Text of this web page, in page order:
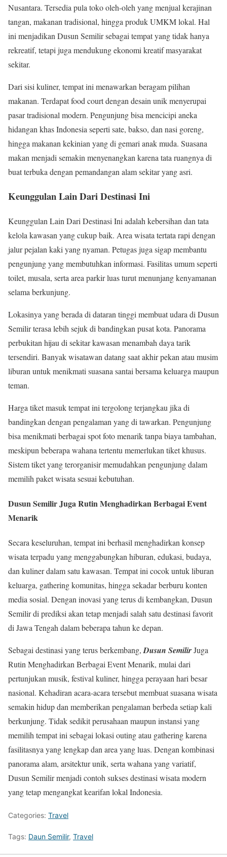
Nusantara. Tersedia pula toko oleh-oleh yang menjual kerajinan
tangan, makanan tradisional, hingga produk UMKM lokal. Hal
ini menjadikan Dusun Semilir sebagai tempat yang tidak hanya
rekreatif, tetapi juga mendukung ekonomi kreatif masyarakat
sekitar.
Dari sisi kuliner, tempat ini menawarkan beragam pilihan
makanan. Terdapat food court dengan desain unik menyerupai
pasar tradisional modern. Pengunjung bisa mencicipi aneka
hidangan khas Indonesia seperti sate, bakso, dan nasi goreng,
hingga makanan kekinian yang di gemari anak muda. Suasana
makan menjadi semakin menyenangkan karena tata ruangnya di
buat terbuka dengan pemandangan alam sekitar yang asri.
Keunggulan Lain Dari Destinasi Ini
Keunggulan Lain Dari Destinasi Ini adalah kebersihan dan tata
kelola kawasan yang cukup baik. Area wisata tertata rapi dengan
jalur pejalan kaki yang nyaman. Petugas juga sigap membantu
pengunjung yang membutuhkan informasi. Fasilitas umum seperti
toilet, musala, serta area parkir luas turut menunjang kenyamanan
selama berkunjung.
Lokasinya yang berada di dataran tinggi membuat udara di Dusun
Semilir terasa lebih sejuk di bandingkan pusat kota. Panorama
perbukitan hijau di sekitar kawasan menambah daya tarik
tersendiri. Banyak wisatawan datang saat akhir pekan atau musim
liburan untuk menikmati suasana santai bersama keluarga maupun
teman.
Harga tiket masuk tempat ini tergolong terjangkau jika di
bandingkan dengan pengalaman yang di tawarkan. Pengunjung
bisa menikmati berbagai spot foto menarik tanpa biaya tambahan,
meskipun beberapa wahana tertentu memerlukan tiket khusus.
Sistem tiket yang terorganisir memudahkan pengunjung dalam
memilih paket wisata sesuai kebutuhan.
Dusun Semilir Juga Rutin Menghadirkan Berbagai Event
Menarik
Secara keseluruhan, tempat ini berhasil menghadirkan konsep
wisata terpadu yang menggabungkan hiburan, edukasi, budaya,
dan kuliner dalam satu kawasan. Tempat ini cocok untuk liburan
keluarga, gathering komunitas, hingga sekadar berburu konten
media sosial. Dengan inovasi yang terus di kembangkan, Dusun
Semilir di prediksi akan tetap menjadi salah satu destinasi favorit
di Jawa Tengah dalam beberapa tahun ke depan.
Sebagai destinasi yang terus berkembang,Dusun SemilirJuga
Rutin Menghadirkan Berbagai Event Menarik, mulai dari
pertunjukan musik, festival kuliner, hingga perayaan hari besar
nasional. Kehadiran acara-acara tersebut membuat suasana wisata
semakin hidup dan memberikan pengalaman berbeda setiap kali
berkunjung. Tidak sedikit perusahaan maupun instansi yang
memilih tempat ini sebagai lokasi outing atau gathering karena
fasilitasnya yang lengkap dan area yang luas. Dengan kombinasi
panorama alam, arsitektur unik, serta wahana yang variatif,
Dusun Semilir menjadi contoh sukses destinasi wisata modern
yang tetap mengangkat kearifan lokal Indonesia.
Categories: Travel
Tags: Daun Semilir, Travel